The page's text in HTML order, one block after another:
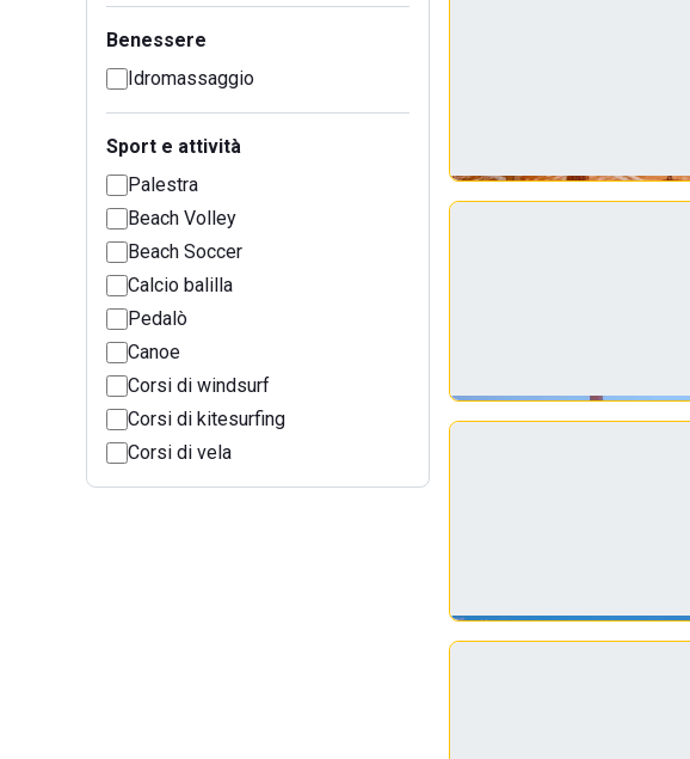
Benessere
Idromassaggio
Sport e attività
Palestra
Beach Volley
Beach Soccer
Calcio balilla
Pedalò
Canoe
Corsi di windsurf
Corsi di kitesurfing
Corsi di vela